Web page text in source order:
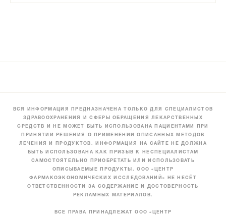
ВСЯ ИНФОРМАЦИЯ ПРЕДНАЗНАЧЕНА ТОЛЬКО ДЛЯ СПЕЦИАЛИСТОВ
ЗДРАВООХРАНЕНИЯ И СФЕРЫ ОБРАЩЕНИЯ ЛЕКАРСТВЕННЫХ
СРЕДСТВ И НЕ МОЖЕТ БЫТЬ ИСПОЛЬЗОВАНА ПАЦИЕНТАМИ ПРИ
ПРИНЯТИИ РЕШЕНИЯ О ПРИМЕНЕНИИ ОПИСАННЫХ МЕТОДОВ
ЛЕЧЕНИЯ И ПРОДУКТОВ. ИНФОРМАЦИЯ НА САЙТЕ НЕ ДОЛЖНА
БЫТЬ ИСПОЛЬЗОВАНА КАК ПРИЗЫВ К НЕСПЕЦИАЛИСТАМ
САМОСТОЯТЕЛЬНО ПРИОБРЕТАТЬ ИЛИ ИСПОЛЬЗОВАТЬ
ОПИСЫВАЕМЫЕ ПРОДУКТЫ. ООО «ЦЕНТР
ФАРМАКОЭКОНОМИЧЕСКИХ ИССЛЕДОВАНИЙ» НЕ НЕСЁТ
ОТВЕТСТВЕННОСТИ ЗА СОДЕРЖАНИЕ И ДОСТОВЕРНОСТЬ
РЕКЛАМНЫХ МАТЕРИАЛОВ.
ВСЕ ПРАВА ПРИНАДЛЕЖАТ ООО «ЦЕНТР